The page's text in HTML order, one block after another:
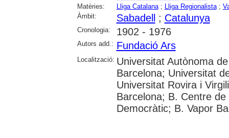
Matèries: Lliga Catalana; Lliga Regionalista;
Àmbit:
Sabadell ; Catalunya
Cronologia: 1902 - 1976
Autors add.: Fundació Ars
Localització: Universitat Autònoma
Barcelona; Universitat
Universitat Rovira i
Barcelona; B. Centre
Democràtic; B. Vapor